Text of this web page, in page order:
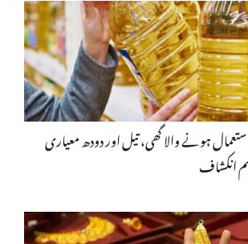
ہونے والا گھی، تیل اور دودھ معیاری
انکشاف